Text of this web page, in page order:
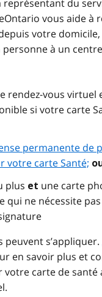
représentant du
vous aide à
votre domicile,
à un centre
rendez-vous virtuel
si votre carte
permanente de
votre carte Santé;
plus et une carte
qui ne nécessite
peuvent s’appliquer.
en savoir plus et
votre carte de santé